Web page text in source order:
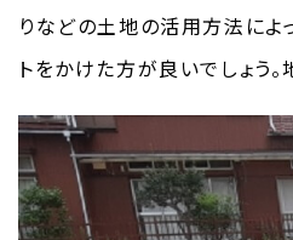
りなどの土地の活用方法によ
トをかけた方が良いでしょう